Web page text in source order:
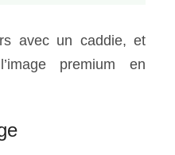
avec un caddie, et
premium en